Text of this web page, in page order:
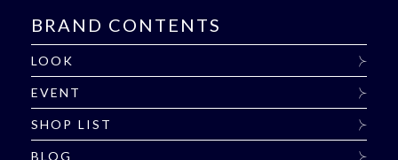
BRAND CONTENTS
LOOK
EVENT
SHOP LIST
BLOG